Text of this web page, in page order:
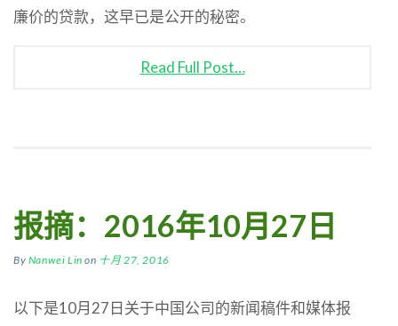
廉价的贷款，这早已是公开的秘密。
Read Full Post…
报摘：2016年10月27日
By Nanwei Lin on 十月 27, 2016
以下是10月27日关于中国公司的新闻稿件和媒体报